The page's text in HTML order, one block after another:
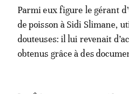
Parmi eux figure le gérant
de poisson à Sidi Slimane,
douteuses: il lui revenait
obtenus grâce à des